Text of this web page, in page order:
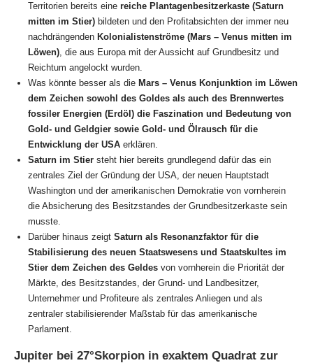
Territorien bereits eine reiche Plantagenbesitzerkaste (Saturn
mitten im Stier) bildeten und den Profitabsichten der immer neu
nachdrängenden Kolonialistenströme (Mars – Venus mitten im
Löwen), die aus Europa mit der Aussicht auf Grundbesitz und
Reichtum angelockt wurden.
Was könnte besser als die Mars – Venus Konjunktion im Löwen
dem Zeichen sowohl des Goldes als auch des Brennwertes
fossiler Energien (Erdöl) die Faszination und Bedeutung von
Gold- und Geldgier sowie Gold- und Ölrausch für die
Entwicklung der USA erklären.
Saturn im Stier steht hier bereits grundlegend dafür das ein
zentrales Ziel der Gründung der USA, der neuen Hauptstadt
Washington und der amerikanischen Demokratie von vornherein
die Absicherung des Besitzstandes der Grundbesitzerkaste sein
musste.
Darüber hinaus zeigt Saturn als Resonanzfaktor für die
Stabilisierung des neuen Staatswesens und Staatskultes im
Stier dem Zeichen des Geldes von vornherein die Priorität der
Märkte, des Besitzstandes, der Grund- und Landbesitzer,
Unternehmer und Profiteure als zentrales Anliegen und als
zentraler stabilisierender Maßstab für das amerikanische
Parlament.
Jupiter bei 27°Skorpion in exaktem Quadrat zur